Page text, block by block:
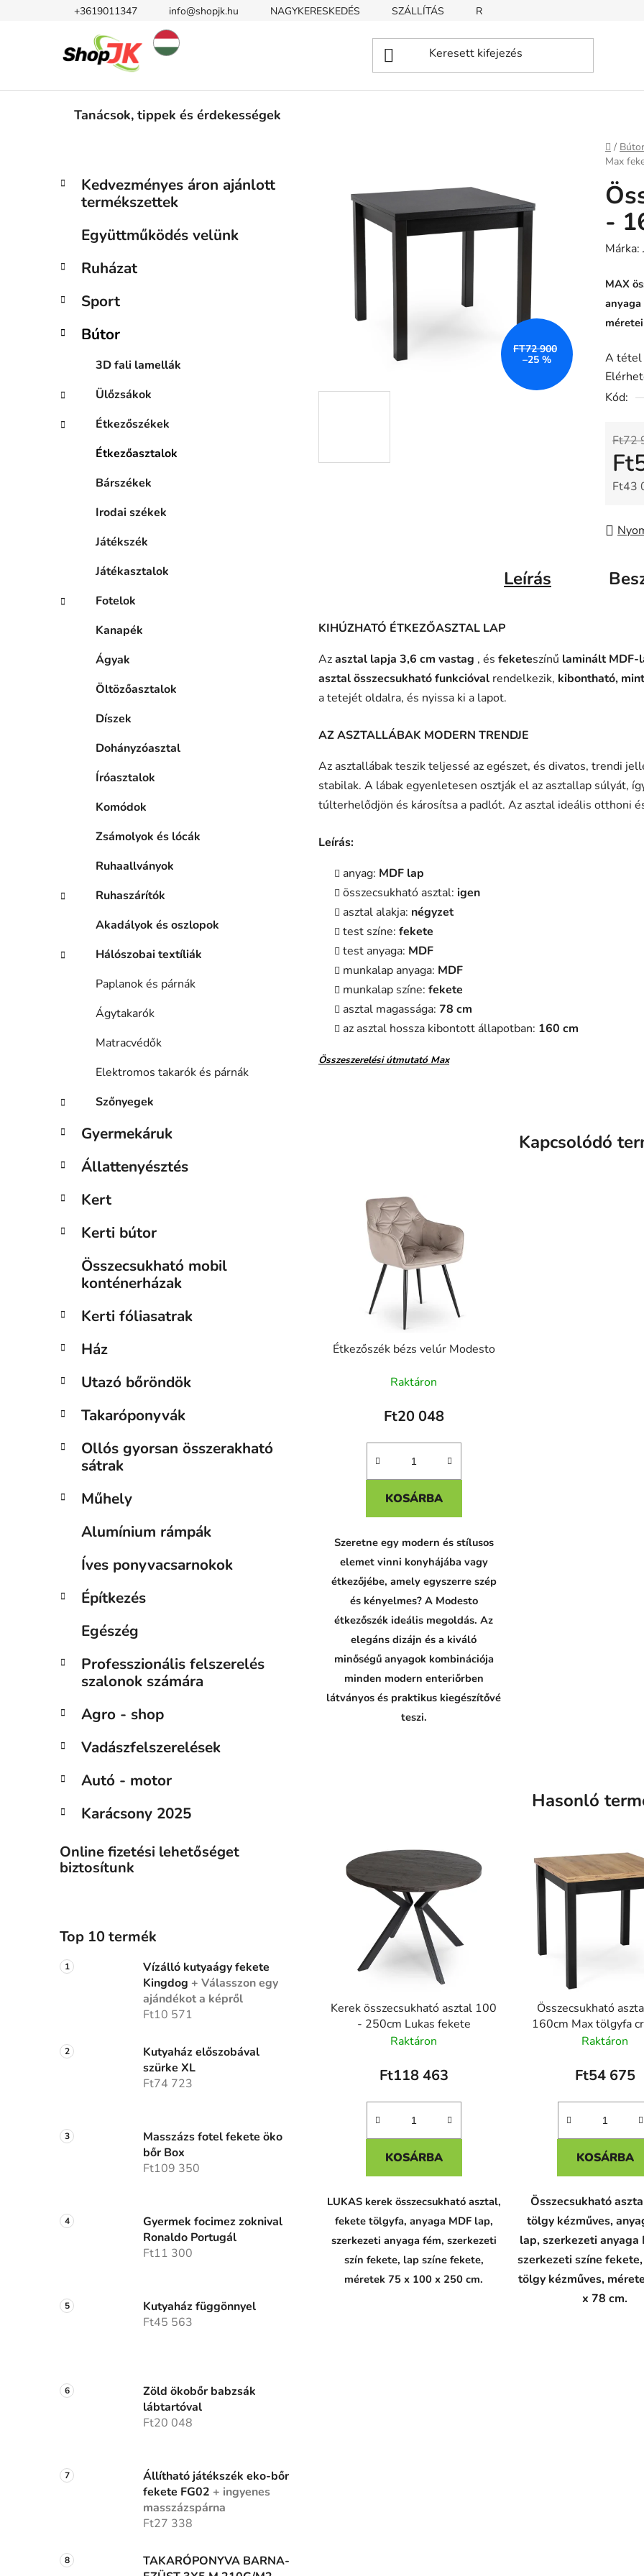
+3619011347 info@shopjk.hu NAGYKERESKEDÉS SZÁLLÍTÁS REKLAMÁCIÓ
Tanácsok, tippek és érdekességek
/ Bútor
Max
O
s
p
a
Kategóriák
átugrása
K
a
r
á
Kedvezményes áron ajánlott
termékszettek
Együttműködés velünk
Ruházat
Sport
Bútor
3D fali lamellák
Ülőzsákok
Étkezőszékek
Étkezőasztalok
Bárszékek
Irodai székek
Játékszék
Játékasztalok
Fotelok
Kanapék
Ágyak
Öltözőasztalok
Díszek
Dohányzóasztal
Íróasztalok
Komódok
Zsámolyok és lócák
Ruhaallványok
Ruhaszárítók
Akadályok és oszlopok
Hálószobai textíliák
Paplanok és párnák
Ágytakarók
Matracvédők
Elektromos takarók és párnák
Szőnyegek
Gyermekáruk
Állattenyésztés
Kert
Kerti bútor
Összecsukható mobil
konténerházak
Kerti fóliasatrak
Ház
Utazó bőröndök
Takaróponyvák
Ollós gyorsan összerakható
sátrak
Műhely
Alumínium rámpák
Íves ponyvacsarnokok
Építkezés
Egészég
Professzionális felszerelés
szalonok számára
Agro - shop
Vadászfelszerelések
Autó - motor
Karácsony 2025
Online fizetési lehetőséget
biztosítunk
Top 10 termék
Vízálló kutyaágy fekete
Kingdog + Válasszon egy
ajándékot a képről
Ft10 571
Kutyaház előszobával
szürke XL
Ft74 723
Masszázs fotel fekete öko
bőr Box
Ft109 350
Gyermek focimez zoknival
Ronaldo Portugál
Ft11 300
Kutyaház függönnyel
Ft45 563
Zöld ökobőr babzsák
lábtartóval
Ft20 048
Állítható játékszék eko-bőr
fekete FG02 + ingyenes
masszázspárna
Ft27 338
TAKARÓPONYVA BARNA-
-
Márka:
MAX
A
Kód:
Ft72
Ft43
FT72 900
–25 %
Leírás
KIHÚZHATÓ ÉTKEZŐASZTAL LAP
Azasztal lapja 3,6 cm vastag , és feketeszínű laminált MDF-
asztalösszecsukható funkcióval rendelkezik, kibontható,
a tetejét oldalra, és nyissa ki a lapot.
AZ ASZTALLÁBAK MODERN TRENDJE
Az asztallábak teszik teljessé az egészet, és divatos, trendi
stabilak. A lábak egyenletesen osztják el az asztallap súlyát,
túlterhelődjön és károsítsa a padlót. Az asztal ideális otthoni
Leírás:
anyag: MDF lap
összecsukható asztal: igen
asztal alakja: négyzet
test színe: fekete
test anyaga: MDF
munkalap anyaga: MDF
munkalap színe: fekete
asztal magassága: 78 cm
az asztal hossza kibontott állapotban: 160 cm
Összeszerelési útmutató Max
Kapcsolódó
Étkezőszék bézs velúr Modesto
Raktáron
Ft20 048
KOSÁRBA
Szeretne egy modern és stílusos
elemet vinni konyhájába vagy
étkezőjébe, amely egyszerre szép
és kényelmes? A Modesto
étkezőszék ideális megoldás. Az
elegáns dizájn és a kiváló
minőségű anyagok kombinációja
minden modern enteriőrben
látványos és praktikus kiegészítővé
teszi.
Hasonló
Kerek összecsukható asztal 100
- 250cm Lukas fekete
Raktáron
Ft118 463
KOSÁRBA
LUKAS kerek összecsukható asztal,
fekete tölgyfa, anyaga MDF lap,
szerkezeti anyaga fém, szerkezeti
szín fekete, lap színe fekete,
méretek 75 x 100 x 250 cm.
Összecsukható
160cm Max tölgyfa
Raktáron
Ft54 675
KOSÁRBA
Összecsukható
tölgy kézműves,
lap, szerkezeti anyaga
szerkezeti színe
tölgy kézműves,
x 78 cm.